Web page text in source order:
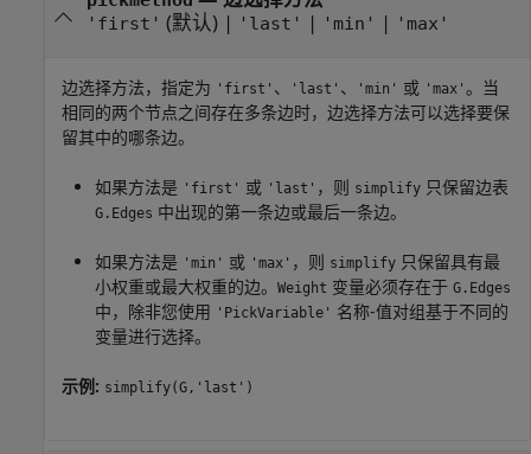
'first' (默认) | 'last' | 'min' | 'max'
边选择方法，指定为 'first' 、 'last' 、 'min' 或 'max' 。当
相同的两个节点之间存在多条边时，边选择方法可以选择要保
留其中的哪条边。
如果方法是 'first' 或 'last' ，则 simplify 只保留边表
G.Edges 中出现的第一条边或最后一条边。
如果方法是 'min' 或 'max' ，则 simplify 只保留具有最
小权重或最大权重的边。
Weight 变量必须存在于 G.Edges
中，除非您使用 'PickVariable' 名称-值对组基于不同的
变量进行选择。
示例: simplify(G,'last')